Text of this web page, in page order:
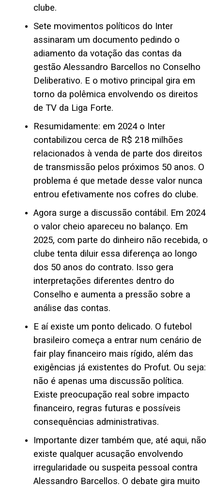
clube.
Sete movimentos políticos do Inter
assinaram um documento pedindo o
adiamento da votação das contas da
gestão Alessandro Barcellos no Conselho
Deliberativo. E o motivo principal gira em
torno da polêmica envolvendo os direitos
de TV da Liga Forte.
Resumidamente: em 2024 o Inter
contabilizou cerca de R$ 218 milhões
relacionados à venda de parte dos direitos
de transmissão pelos próximos 50 anos. O
problema é que metade desse valor nunca
entrou efetivamente nos cofres do clube.
Agora surge a discussão contábil. Em 2024
o valor cheio apareceu no balanço. Em
2025, com parte do dinheiro não recebida, o
clube tenta diluir essa diferença ao longo
dos 50 anos do contrato. Isso gera
interpretações diferentes dentro do
Conselho e aumenta a pressão sobre a
análise das contas.
E aí existe um ponto delicado. O futebol
brasileiro começa a entrar num cenário de
fair play financeiro mais rígido, além das
exigências já existentes do Profut. Ou seja:
não é apenas uma discussão política.
Existe preocupação real sobre impacto
financeiro, regras futuras e possíveis
consequências administrativas.
Importante dizer também que, até aqui, não
existe qualquer acusação envolvendo
irregularidade ou suspeita pessoal contra
Alessandro Barcellos. O debate gira muito